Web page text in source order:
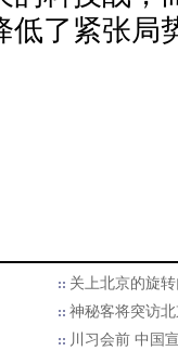
低了紧张局
关上北京的旋
神秘客将突访
川习会前 中国